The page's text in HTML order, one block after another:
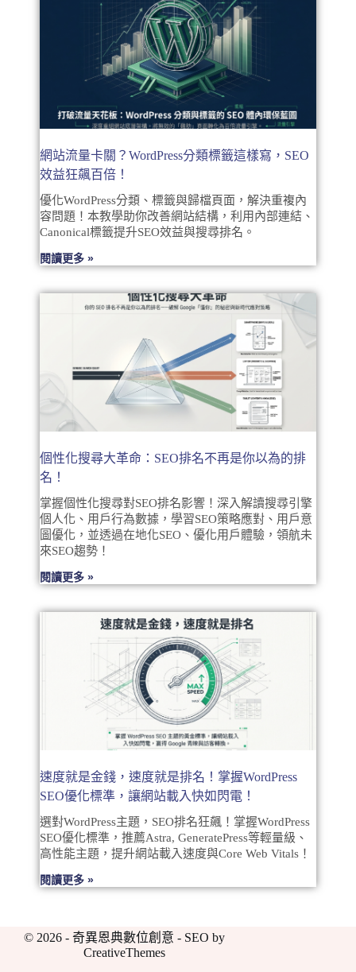
網站流量卡關？WordPress分類標籤這樣寫，SEO
效益狂飆百倍！
優化WordPress分類、標籤與歸檔頁面，解決重複內
容問題！本教學助你改善網站結構，利用內部連結、
Canonical標籤提升SEO效益與搜尋排名。
閱讀更多 »
個性化搜尋大革命：SEO排名不再是你以為的排
名！
掌握個性化搜尋對SEO排名影響！深入解讀搜尋引擎
個人化、用戶行為數據，學習SEO策略應對、用戶意
圖優化，並透過在地化SEO、優化用戶體驗，領航未
來SEO趨勢！
閱讀更多 »
速度就是金錢，速度就是排名！掌握WordPress
SEO優化標準，讓網站載入快如閃電！
選對WordPress主題，SEO排名狂飆！掌握WordPress
SEO優化標準，推薦Astra, GeneratePress等輕量級、
高性能主題，提升網站載入速度與Core Web Vitals！
閱讀更多 »
© 2026 - 奇異恩典數位創意 - SEO by
CreativeThemes